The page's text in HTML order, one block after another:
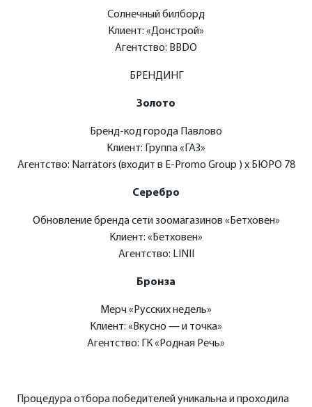
Солнечный билборд
Клиент: «Донстрой»
Агентство: BBDO
БРЕНДИНГ
Золото
Бренд-код города Павлово
Клиент: Группа «ГАЗ»
Агентство: Narrators (входит в E-Promo Group ) х БЮРО 78
Серебро
Обновление бренда сети зоомагазинов «Бетховен»
Клиент: «Бетховен»
Агентство: LINII
Бронза
Мерч «Русских недель»
Клиент: «Вкусно — и точка»
Агентство: ГК «Родная Речь»
Процедура отбора победителей уникальна и проходила